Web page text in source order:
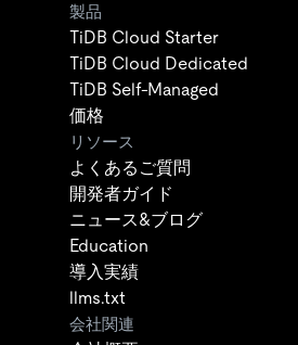
製品
TiDB Cloud Starter
TiDB Cloud Dedicated
TiDB Self-Managed
価格
リソース
よくあるご質問
開発者ガイド
ニュース&ブログ
Education
導入実績
llms.txt
会社関連